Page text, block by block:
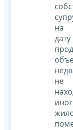
на
дату
не